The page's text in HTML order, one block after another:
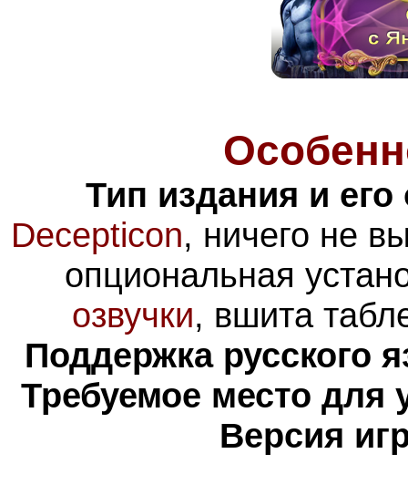
Тип издания и его
Decepticon, ничего не
опциональная
озвучки, вшита
Поддержка русского
Требуемое место для
Версия